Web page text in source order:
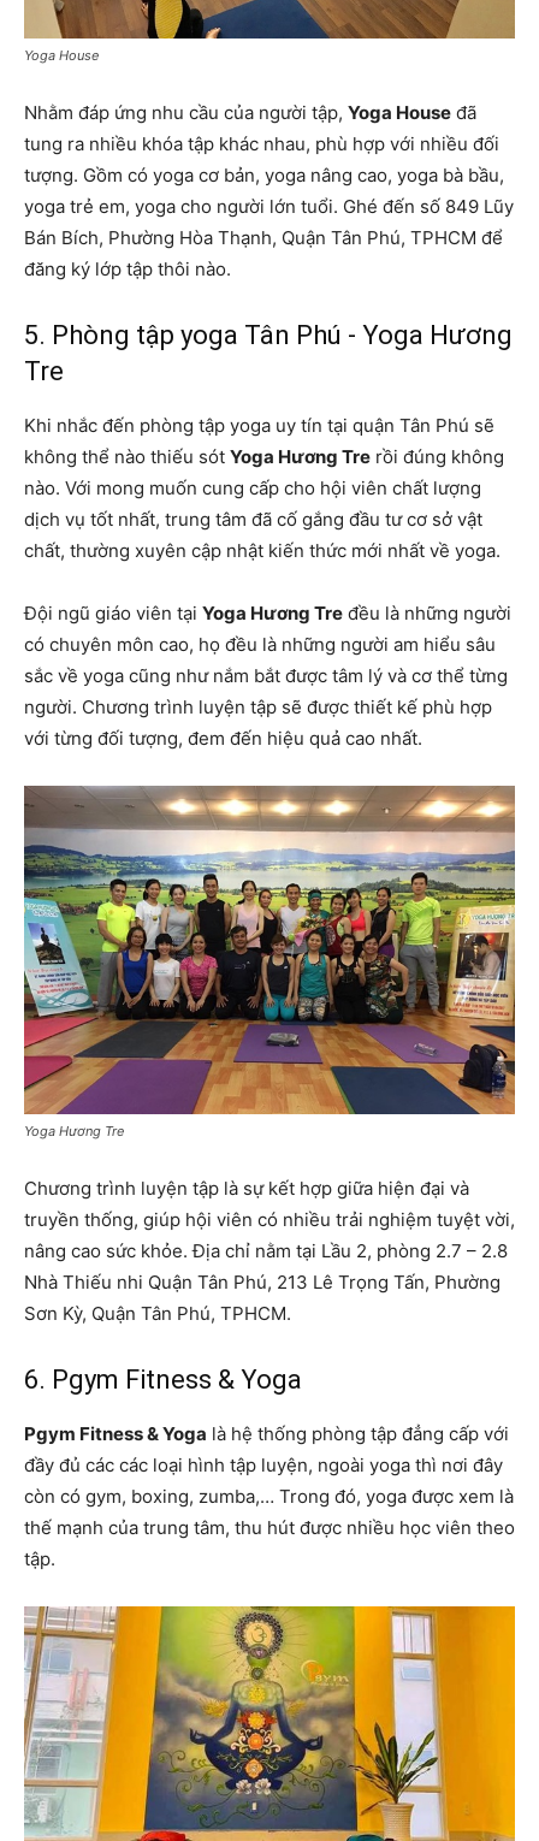
Yoga House
Nhằm đáp ứng nhu cầu của người tập, Yoga House đã
tung ra nhiều khóa tập khác nhau, phù hợp với nhiều đối
tượng. Gồm có yoga cơ bản, yoga nâng cao, yoga bà bầu,
yoga trẻ em, yoga cho người lớn tuổi. Ghé đến số 849 Lũy
Bán Bích, Phường Hòa Thạnh, Quận Tân Phú, TPHCM để
đăng ký lớp tập thôi nào.
5. Phòng tập yoga Tân Phú - Yoga Hương
Tre
Khi nhắc đến phòng tập yoga uy tín tại quận Tân Phú sẽ
không thể nào thiếu sót Yoga Hương Tre rồi đúng không
nào. Với mong muốn cung cấp cho hội viên chất lượng
dịch vụ tốt nhất, trung tâm đã cố gắng đầu tư cơ sở vật
chất, thường xuyên cập nhật kiến thức mới nhất về yoga.
Đội ngũ giáo viên tại Yoga Hương Tre đều là những người
có chuyên môn cao, họ đều là những người am hiểu sâu
sắc về yoga cũng như nắm bắt được tâm lý và cơ thể từng
người. Chương trình luyện tập sẽ được thiết kế phù hợp
với từng đối tượng, đem đến hiệu quả cao nhất.
Yoga Hương Tre
Chương trình luyện tập là sự kết hợp giữa hiện đại và
truyền thống, giúp hội viên có nhiều trải nghiệm tuyệt vời,
nâng cao sức khỏe. Địa chỉ nằm tại Lầu 2, phòng 2.7 – 2.8
Nhà Thiếu nhi Quận Tân Phú, 213 Lê Trọng Tấn, Phường
Sơn Kỳ, Quận Tân Phú, TPHCM.
6. Pgym Fitness & Yoga
Pgym Fitness & Yoga là hệ thống phòng tập đẳng cấp với
đầy đủ các các loại hình tập luyện, ngoài yoga thì nơi đây
còn có gym, boxing, zumba,… Trong đó, yoga được xem là
thế mạnh của trung tâm, thu hút được nhiều học viên theo
tập.